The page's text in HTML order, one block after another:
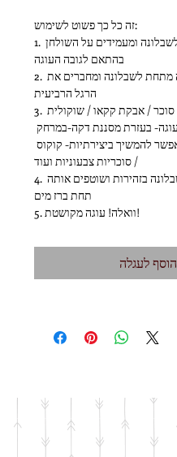
זה כל כך פשוט לשימוש:
1. מחברים 3 רגליים לשבלונה ומעמידים על השולחן
בהתאם לגובה העוגה
2. מניחים את העוגה מתחת לשבלונה ומחברים את
הרגל הרביעית
3. מפדרים אבקה סוכר / אבקת קקאו / שוקולית
/ סוכריות צבעוניות ועוד
4. מרימים את השבלונה בזהירות ושוטפים אותה
תחת ברז מים
5. וואלה! עוגה מקושטת!
הוסף לעגלה